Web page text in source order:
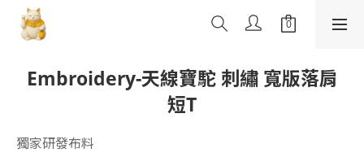
Embroidery-天線寶駝 刺繡 寬版落肩
短T
獨家研發布料